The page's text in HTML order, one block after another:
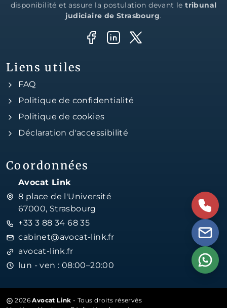
disponibilité et assure la postulation devant letribunal
judiciaire de Strasbourg.
Liens utiles
FAQ
Politique de confidentialité
Politique de cookies
Déclaration d'accessibilité
Coordonnées
Avocat Link
8 place de l'Université
67000, Strasbourg
+33 3 88 34 68 35
cabinet@avocat-link.fr
avocat-link.fr
lun - ven : 08:00–20:00
2026Avocat Link - Tous droits réservés